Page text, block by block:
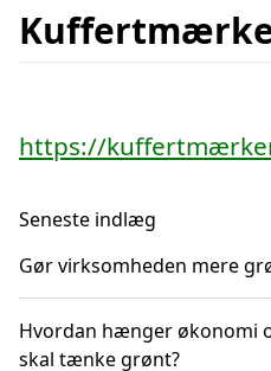
https://
Seneste indlæg
Gør virksomheden mere
Hvordan hænger økonomi
skal tænke grønt?